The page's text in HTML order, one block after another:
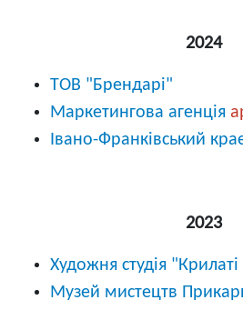
2024
ТОВ "Брендарі"
Маркетингова агенція
Івано-Франківський
2023
Художня студія "Крилаті
Музей мистецтв